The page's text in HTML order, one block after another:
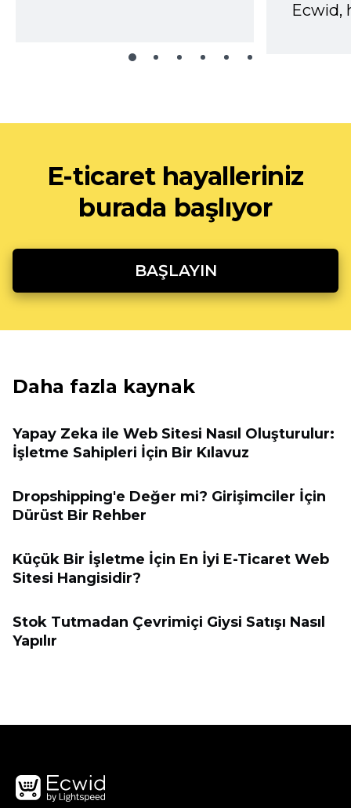
Ecwid,
E-ticaret hayalleriniz
burada başlıyor
BAŞLAYIN
Daha fazla kaynak
Yapay Zeka ile Web Sitesi Nasıl Oluşturulur:
İşletme Sahipleri İçin Bir Kılavuz
Dropshipping'e Değer mi? Girişimciler İçin
Dürüst Bir Rehber
Küçük Bir İşletme İçin En İyi E-Ticaret Web
Sitesi Hangisidir?
Stok Tutmadan Çevrimiçi Giysi Satışı Nasıl
Yapılır